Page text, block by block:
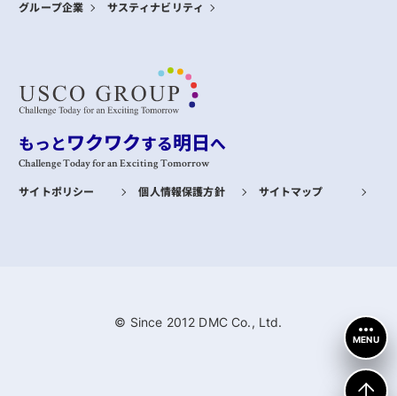
MENU
もっとワクワクする明日へ
Challenge Today for an Exciting Tomorrow
サイトポリシー 個人情報保護方針 サイトマップ
グループ企業 サスティナビリティ
© Since 2012 DMC Co., Ltd.